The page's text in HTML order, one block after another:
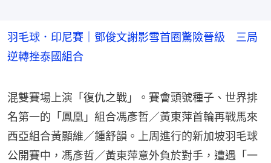
羽毛球．印尼賽｜鄧俊文謝影雪首圈驚險晉級 三局
逆轉挫泰國組合
混雙賽場上演「復仇之戰」。賽會頭號種子、世界排
名第一的「鳳凰」組合馮彥哲／黃東萍首輪再戰馬來
西亞組合黃顯維／鍾舒韻。上周進行的新加坡羽毛球
公開賽中，馮彥哲／黃東萍意外負於對手，遭遇「一